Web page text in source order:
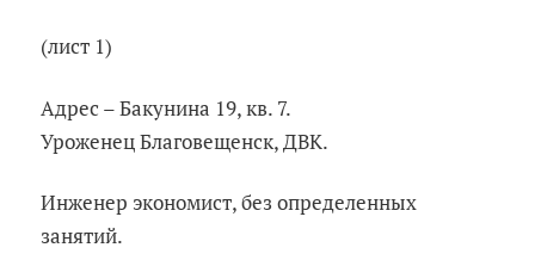
(лист 1)
Адрес – Бакунина 19, кв. 7.
Уроженец Благовещенск, ДВК.
Инженер экономист, без определенных
занятий.